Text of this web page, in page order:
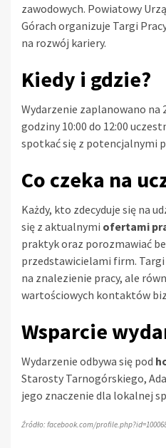
zawodowych. Powiatowy
Górach organizuje Targi
na rozwój kariery.
Kiedy i gdzie?
Wydarzenie zaplanowano na
godziny 10:00 do 12:00
spotkać się z potencjalnymi
Co czeka na
Każdy, kto zdecyduje się na
się z aktualnymi ofertami
praktyk oraz porozmawiać
przedstawicielami firm.
na znalezienie pracy, ale
wartościowych kontaktów
Wsparcie
Wydarzenie odbywa się pod
Starosty Tarnogórskiego,
jego znaczenie dla lokalnej
Źródło: facebook.com/